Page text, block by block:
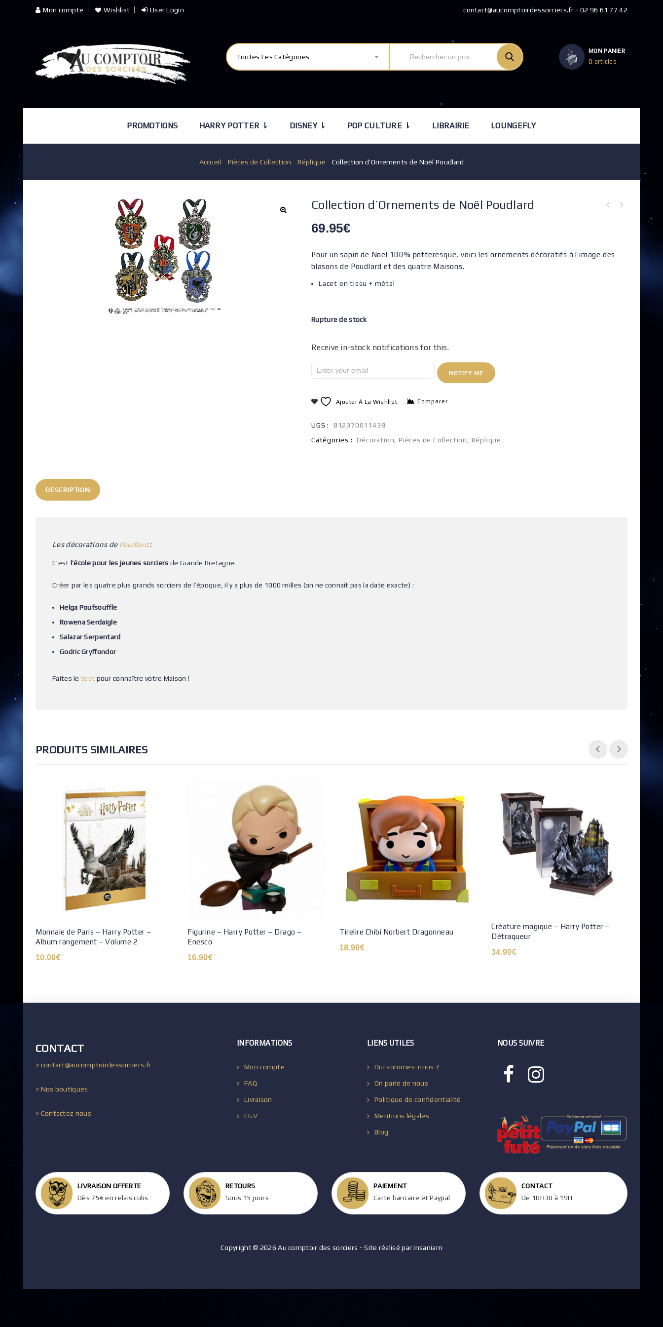
Mon compte Wishlist User Login contact@aucomptoirdessorciers.fr - 02 96 61 77 42
Toutes Les Catégories
MON PANIER
0 articles
PROMOTIONS HARRY POTTER ⇂ DISNEY ⇂ POP CULTURE ⇂ LIBRAIRIE LOUNGEFLY
Accueil Pièces de Collection /Réplique Collection d’Ornements de Noël Poudlard
Collection d’Ornements de Noël Poudlard
69.95€
Pour un sapin de Noël 100% potteresque, voici les ornements décoratifs à l’image des
blasons de Poudlard et des quatre Maisons.
Lacet en tissu + métal
Rupture de stock
Receive in-stock notifications for this.
NOTIFY ME
Ajouter À La Wishlist Comparer
UGS :
812370011438
Catégories :
Décoration ,Pièces de Collection Réplique
DESCRIPTION
Les décorations de Poudlard:
C’est l’école pour les jeunes sorciers de Grande Bretagne.
Créer par les quatre plus grands sorciers de l’époque, il y a plus de 1000 milles (on ne connaît pas la date exacte) :
Helga Poufsouffle
Rowena Serdaigle
Salazar Serpentard
Godric Gryffondor
Faites le test pour connaître votre Maison !
PRODUITS SIMILAIRES
Monnaie de Paris – Harry Potter –
Album rangement – Volume 2
10.00€
Figurine – Harry Potter – Drago –
Enesco
16.90€
Tirelire Chibi Norbert Dragonneau
18.90€
Créature magique – Harry Potter –
Détraqueur
34.90€
CONTACT
> contact@aucomptoirdessorciers.fr
> Nos boutiques
> Contactez nous
INFORMATIONS
Mon compte
FAQ
Livraison
CGV
LIENS UTILES
Qui sommes-nous ?
On parle de nous
Politique de confidentialité
Mentions légales
Blog
NOUS SUIVRE
LIVRAISON OFFERTE
Dès 75€ en relais colis
RETOURS
Sous 15 jours
PAIEMENT
Carte bancaire et Paypal
CONTACT
De 10H30 à 19H
Copyright © 2026 Au comptoir des sorciers - Site réalisé par Insaniam